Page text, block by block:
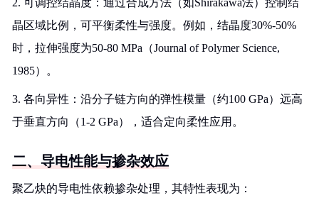
2. 可调控结晶度：通过合成方法（如Shirakawa法）控制结
晶区域比例，可平衡柔性与强度。例如，结晶度30%-50%
时，拉伸强度为50-80 MPa（Journal of Polymer Science,
1985）。
3. 各向异性：沿分子链方向的弹性模量（约100 GPa）远高
于垂直方向（1-2 GPa），适合定向柔性应用。
二、导电性能与掺杂效应
聚乙炔的导电性依赖掺杂处理，其特性表现为：